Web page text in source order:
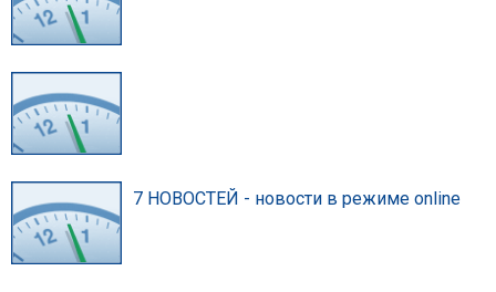
7 НОВОСТЕЙ - новости в режиме online